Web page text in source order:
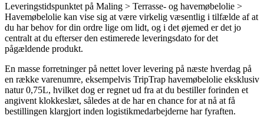
Leveringstidspunktet på Maling > Terrasse- og havemøbelolie >
Havemøbelolie kan vise sig at være virkelig væsentlig i tilfælde af at
du har behov for din ordre lige om lidt, og i det øjemed er det jo
centralt at du efterser den estimerede leveringsdato for det
pågældende produkt.
En masse forretninger på nettet lover levering på næste hverdag på
en række varenumre, eksempelvis TripTrap havemøbelolie eksklusiv
natur 0,75L, hvilket dog er regnet ud fra at du bestiller forinden et
angivent klokkeslæt, således at de har en chance for at nå at få
bestillingen klargjort inden logistikmedarbejderne har fyraften.